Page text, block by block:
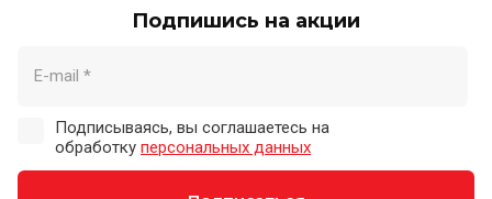
Подпишись на акции
Подписываясь, вы соглашаетесь на
обработку персональных данных